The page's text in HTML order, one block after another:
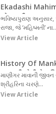
Ekadashi
એકાદશી વ્રત
)
ભવિષ્યપુરાણ અનુસાર,
રાજા, જે ‘મહિષ્મતી’
View Article
History Of
(માણકી ઘોડીનો
માણીગર માવાની
શ્રીહરિના ચરણે...
View Article